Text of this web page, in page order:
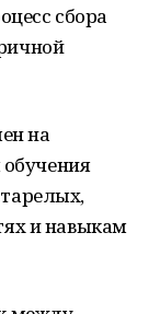
сбора
на
и навыкам